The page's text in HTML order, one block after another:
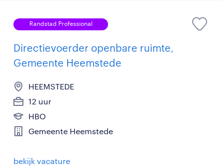
Randstad Professional
Directievoerder openbare ruimte,
Gemeente Heemstede
HEEMSTEDE
12 uur
HBO
Gemeente Heemstede
bekijk vacature